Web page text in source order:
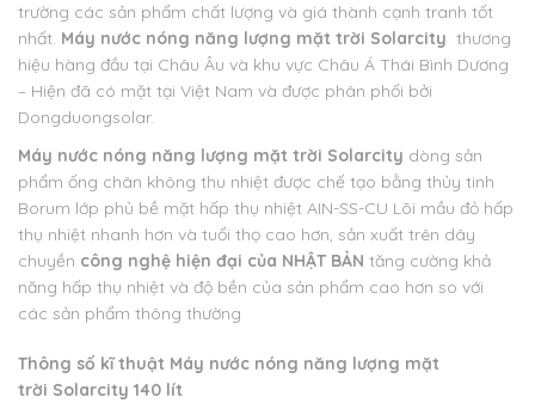
trường các sản phẩm chất lượng và giá thành cạnh tranh tốt
nhất. Máy nước nóng năng lượng mặt trời Solarcity thương
hiệu hàng đầu tại Châu Âu và khu vực Châu Á Thái Bình Dương
– Hiện đã có mặt tại Việt Nam và được phân phối bởi
Dongduongsolar.
Máy nước nóng năng lượng mặt trời Solarcity dòng sản
phẩm ống chân không thu nhiệt được chế tạo bằng thủy tinh
Borum lớp phủ bề mặt hấp thụ nhiệt AIN-SS-CU Lõi mầu đỏ hấp
thụ nhiệt nhanh hơn và tuổi thọ cao hơn, sản xuất trên dây
chuyền công nghệ hiện đại của NHẬT BẢN tăng cường khả
năng hấp thụ nhiệt và độ bền của sản phẩm cao hơn so với
các sản phẩm thông thường
Thông số kĩ thuật Máy nước nóng năng lượng mặt
trời Solarcity 140 lít